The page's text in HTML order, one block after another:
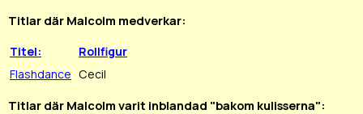
Titlar där Malcolm medverkar:
Titel:
Rollfigur
Flashdance Cecil
Titlar där Malcolm varit inblandad "bakom kulisserna":